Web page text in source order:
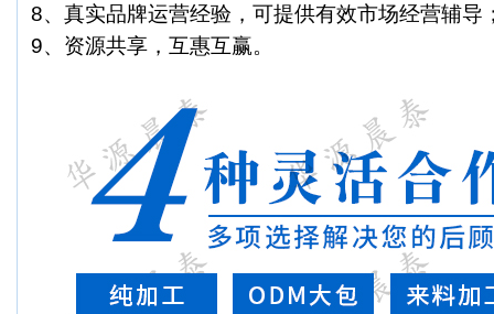
8、真实品牌运营经验，可提供有效市场经营辅导
9、资源共享，互惠互赢。